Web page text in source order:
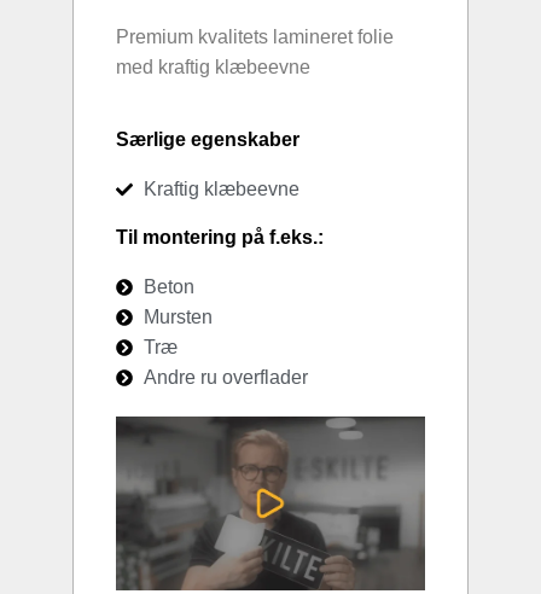
Premium kvalitets lamineret folie
med kraftig klæbeevne
Særlige egenskaber
Kraftig klæbeevne
Til montering på f.eks.:
Beton
Mursten
Træ
Andre ru overflader